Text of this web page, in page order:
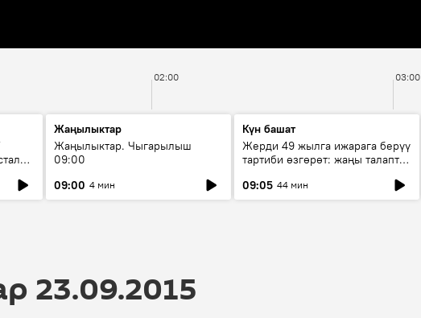
02:00 03:00
Жаңылыктар
Жаңылыктар. Чыгарылыш
09:00
09:00 4 мин
Күн башат
Жерди 49 жылга ижарага берүү
тартиби өзгөрөт: жаңы талаптар
09:05 44 мин
23.09.2015